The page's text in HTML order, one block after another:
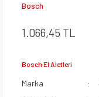
Bosch
1.066,45 TL
Bosch El Aletleri
Marka